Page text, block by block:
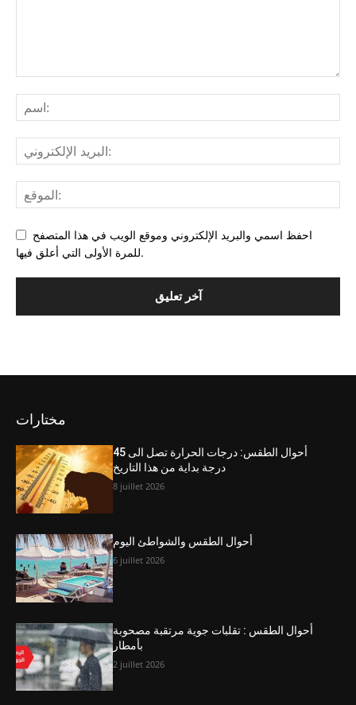
احفظ اسمي والبريد الإلكتروني وموقع الويب في هذا المتصفح
للمرة الأولى التي أعلق فيها.
مختارات
أحوال الطقس: درجات الحرارة تصل الى 45
درجة بداية من هذا التاريخ
8 juillet 2026
أحوال الطقس والشواطئ اليوم
6 juillet 2026
أحوال الطقس : تقلبات جوية مرتقبة مصحوبة
بأمطار
2 juillet 2026